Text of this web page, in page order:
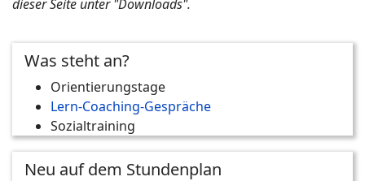
dieser Seite unter "Downloads".
Was steht an?
Orientierungstage
Lern-Coaching-Gespräche
Sozialtraining
Neu auf dem Stundenplan